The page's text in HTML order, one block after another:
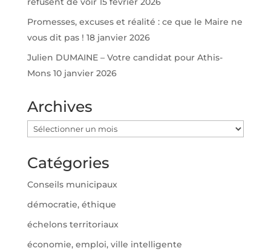
Promesses, excuses et réalité : ce que le Maire ne
vous dit pas ! 18 janvier 2026
Julien DUMAINE – Votre candidat pour Athis-
Mons 10 janvier 2026
Archives
Archives
Catégories
Conseils municipaux
démocratie, éthique
échelons territoriaux
économie, emploi, ville intelligente